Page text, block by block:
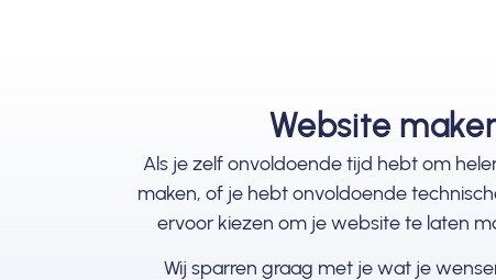
Website
Als je zelf onvoldoende tijd hebt om
maken, of je hebt onvoldoende
ervoor kiezen om je website te laten
Wij sparren graag met je wat je